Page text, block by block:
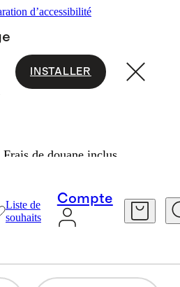
d’accessibilité
INSTALLER
de douane inclus.
Liste de
souhaits
Compte
D’automne
INTÉRIEURE